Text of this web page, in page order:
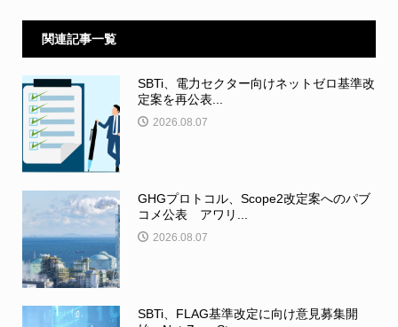
関連記事一覧
SBTi、電力セクター向けネットゼロ基準改
定案を再公表...
2026.08.07
GHGプロトコル、Scope2改定案へのパブ
コメ公表 アワリ...
2026.08.07
SBTi、FLAG基準改定に向け意見募集開